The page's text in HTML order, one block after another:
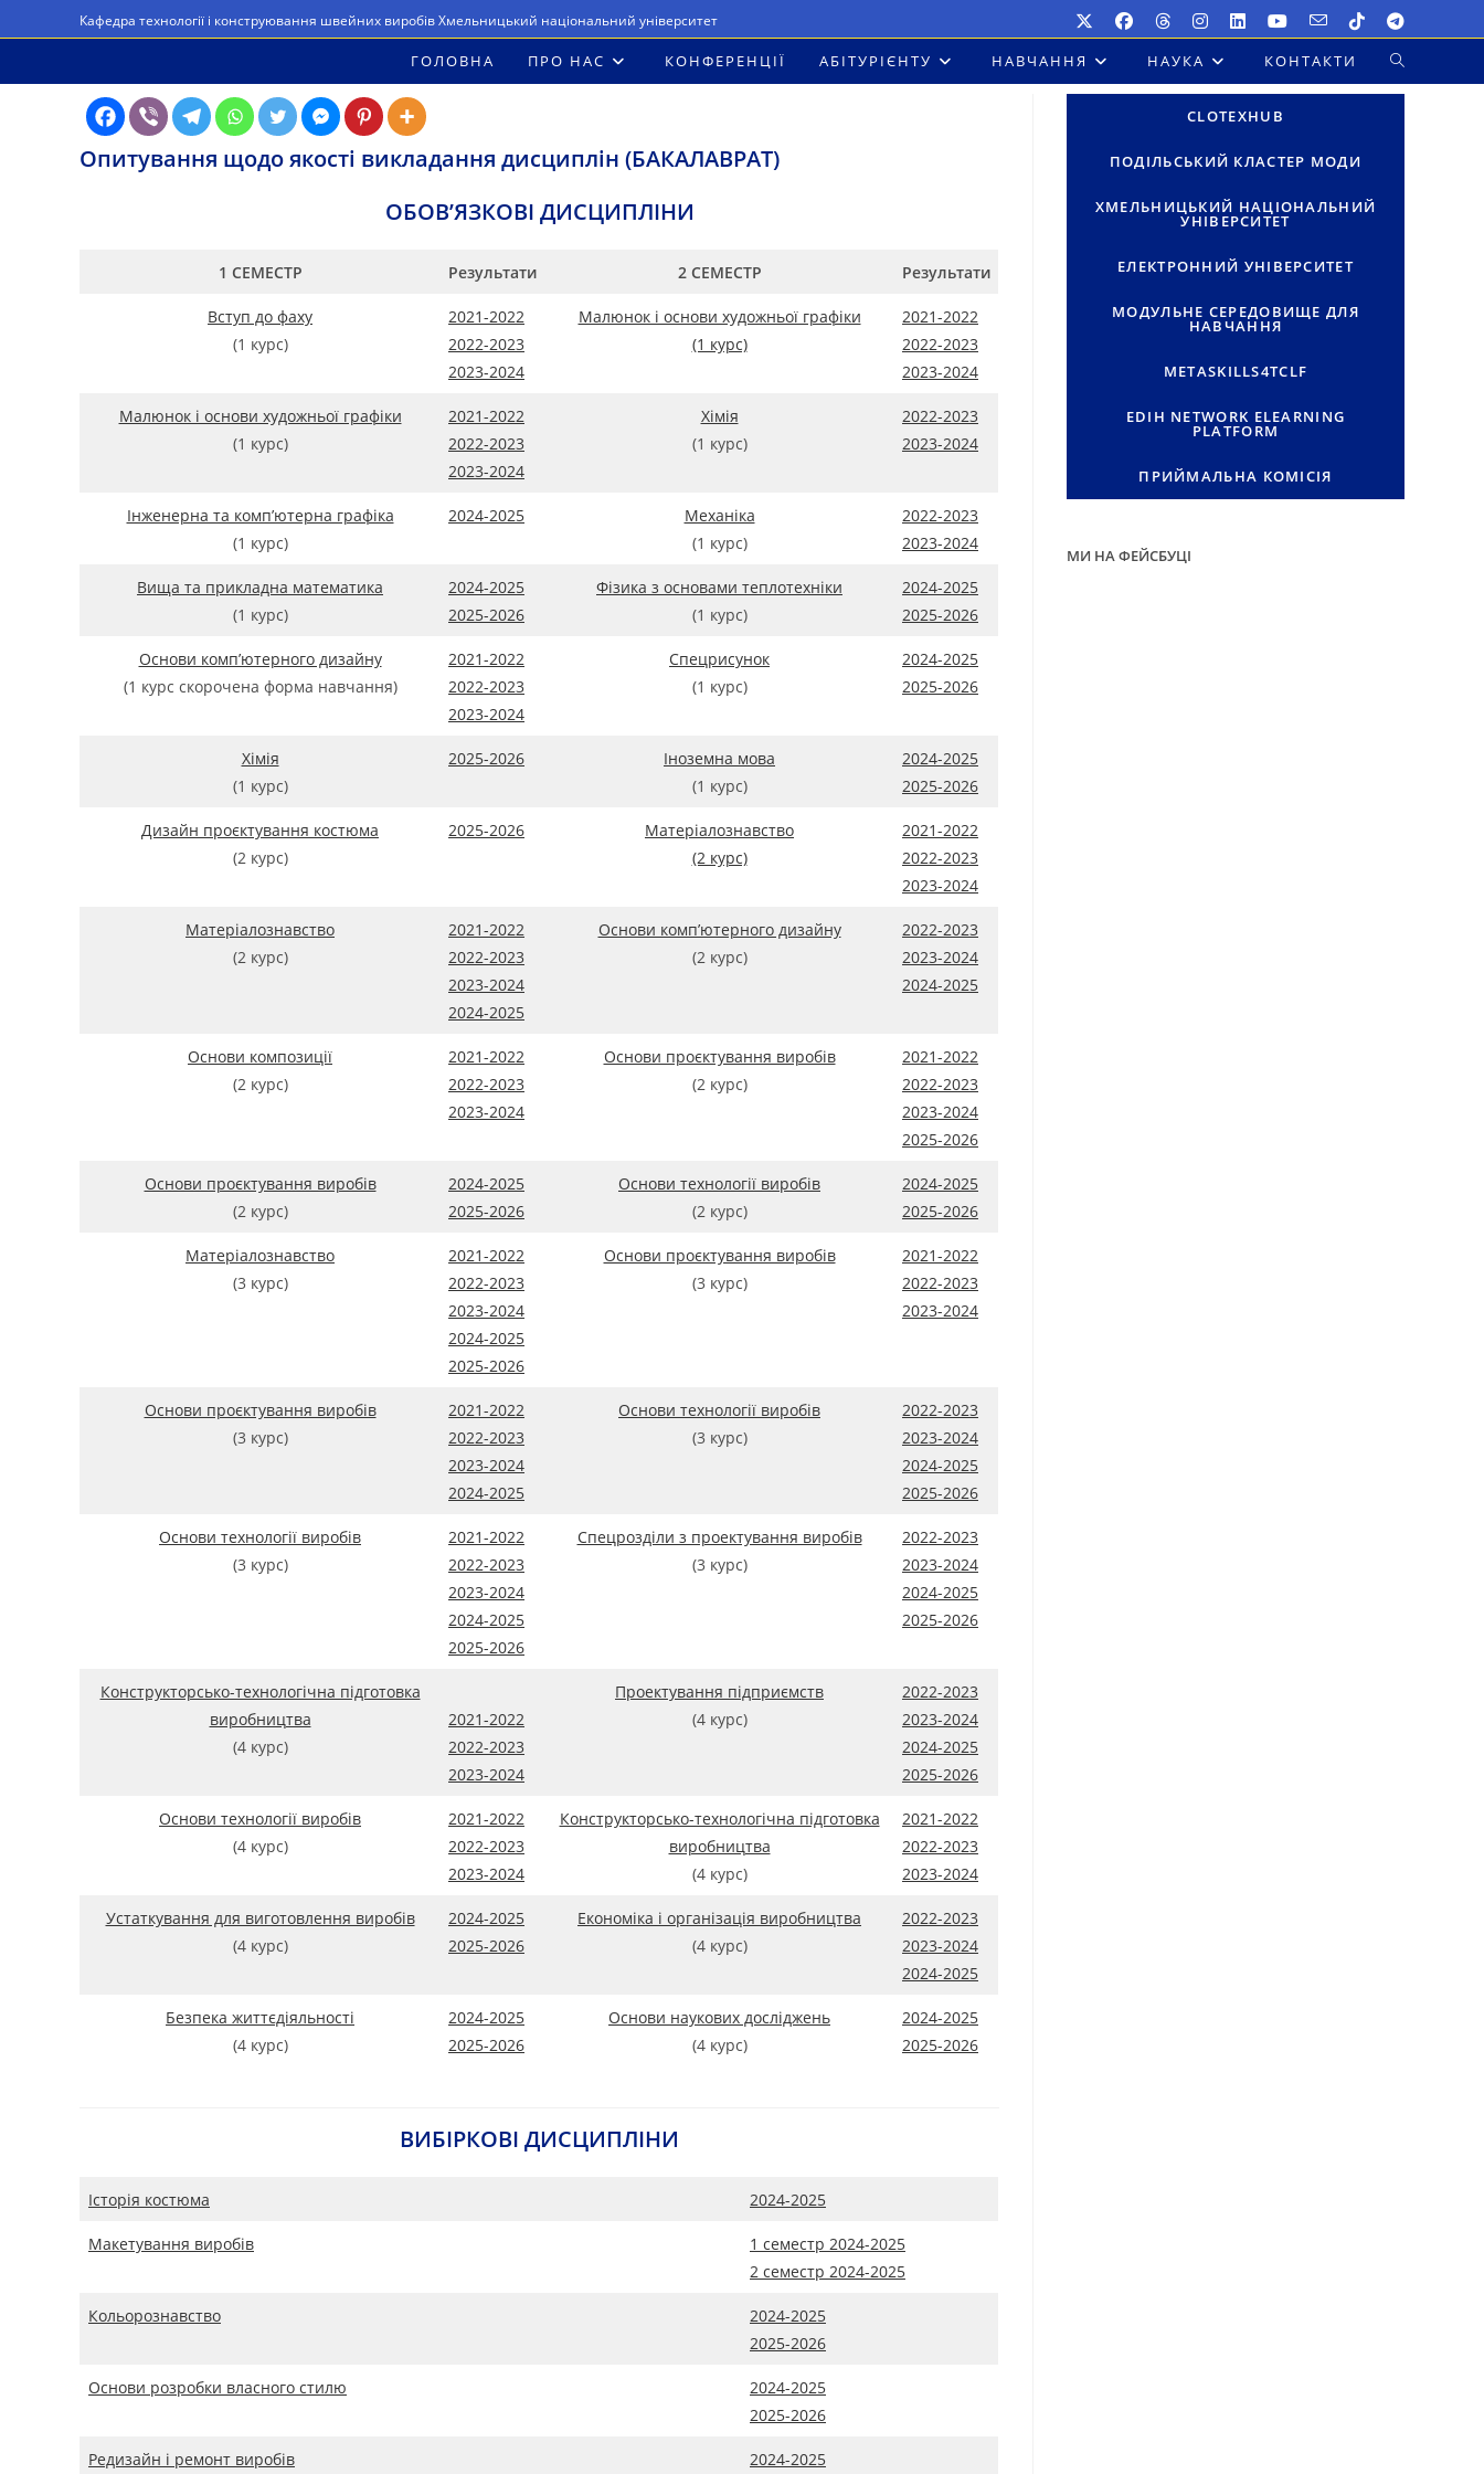
до
Кафедра технології і конструювання швейних виробів Хмельницький національний університет
ГОЛОВНА ПРО НАС КОНФЕРЕНЦІЇ АБІТУРІЄНТУ НАВЧАННЯ НАУКА КОНТАКТИ
Опитування щодо якості викладання дисциплін (БАКАЛАВРАТ)
ОБОВ’ЯЗКОВІ ДИСЦИПЛІНИ
1 СЕМЕСТР Результати 2 СЕМЕСТР Результати
Вступ до фаху
(1 курс)
2021-2022
2022-2023
2023-2024
Малюнок і основи художньої графіки
(1 курс)
2021-2022
2022-2023
2023-2024
Малюнок і основи художньої графіки
(1 курс)
2021-2022
2022-2023
2023-2024
Хімія
(1 курс)
2022-2023
2023-2024
Інженерна та комп’ютерна графіка
(1 курс)
2024-2025
Механіка
(1 курс)
2022-2023
2023-2024
Вища та прикладна математика
(1 курс)
2024-2025
2025-2026
Фізика з основами теплотехніки
(1 курс)
2024-2025
2025-2026
Основи комп’ютерного дизайну
(1 курс скорочена форма навчання)
2021-2022
2022-2023
2023-2024
Спецрисунок
(1 курс)
2024-2025
2025-2026
Хімія
(1 курс)
2025-2026
Іноземна мова
(1 курс)
2024-2025
2025-2026
Дизайн проєктування костюма
(2 курс)
2025-2026
Матеріалознавство
(2 курс)
2021-2022
2022-2023
2023-2024
Матеріалознавство
(2 курс)
2021-2022
2022-2023
2023-2024
2024-2025
Основи комп’ютерного дизайну
(2 курс)
2022-2023
2023-2024
2024-2025
Основи композиції
(2 курс)
2021-2022
2022-2023
2023-2024
Основи проєктування виробів
(2 курс)
2021-2022
2022-2023
2023-2024
2025-2026
Основи проєктування виробів
(2 курс)
2024-2025
2025-2026
Основи технології виробів
(2 курс)
2024-2025
2025-2026
Матеріалознавство
(3 курс)
2021-2022
2022-2023
2023-2024
2024-2025
2025-2026
Основи проєктування виробів
(3 курс)
2021-2022
2022-2023
2023-2024
Основи проєктування виробів
(3 курс)
2021-2022
2022-2023
2023-2024
2024-2025
Основи технології виробів
(3 курс)
2022-2023
2023-2024
2024-2025
2025-2026
Основи технології виробів
(3 курс)
2021-2022
2022-2023
2023-2024
2024-2025
2025-2026
Спецрозділи з проектування виробів
(3 курс)
2022-2023
2023-2024
2024-2025
2025-2026
Конструкторсько-технологічна підготовка
виробництва
(4 курс)
2021-2022
2022-2023
2023-2024
Проектування підприємств
(4 курс)
2022-2023
2023-2024
2024-2025
2025-2026
Основи технології виробів
(4 курс)
2021-2022
2022-2023
2023-2024
Конструкторсько-технологічна підготовка
виробництва
(4 курс)
2021-2022
2022-2023
2023-2024
Устаткування для виготовлення виробів
(4 курс)
2024-2025
2025-2026
Економіка і організація виробництва
(4 курс)
2022-2023
2023-2024
2024-2025
Безпека життєдіяльності
(4 курс)
2024-2025
2025-2026
Основи наукових досліджень
(4 курс)
2024-2025
2025-2026
ВИБІРКОВІ ДИСЦИПЛІНИ
Історія костюма 2024-2025
Макетування виробів
1 семестр 2024-2025
2 семестр 2024-2025
Кольорознавство
2024-2025
2025-2026
Основи розробки власного стилю
2024-2025
2025-2026
Редизайн і ремонт виробів 2024-2025
CLOTEXHUB
ПОДІЛЬСЬКИЙ КЛАСТЕР МОДИ
ХМЕЛЬНИЦЬКИЙ НАЦІОНАЛЬНИЙ
УНІВЕРСИТЕТ
ЕЛЕКТРОННИЙ УНІВЕРСИТЕТ
МОДУЛЬНЕ СЕРЕДОВИЩЕ ДЛЯ
НАВЧАННЯ
METASKILLS4TCLF
EDIH NETWORK ELEARNING
PLATFORM
ПРИЙМАЛЬНА КОМІСІЯ
МИ НА ФЕЙСБУЦІ